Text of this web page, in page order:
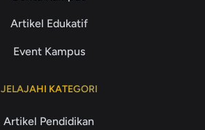
Artikel Edukatif
Event Kampus
JELAJAHI KATEGORI
Artikel Pendidikan